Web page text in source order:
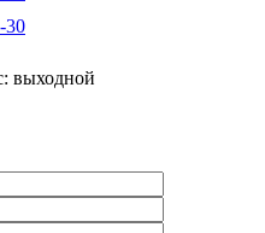
30
выходной